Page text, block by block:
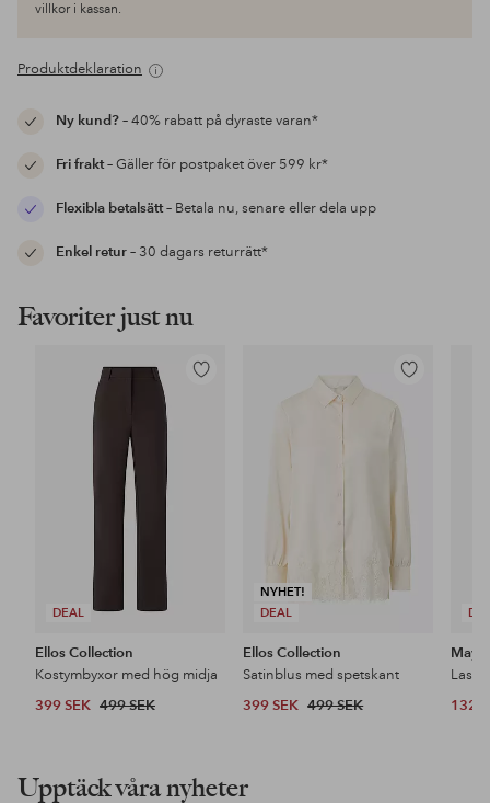
villkor i kassan.
Produktdeklaration
Ny kund?– 40% rabatt på dyraste varan*
Fri frakt– Gäller för postpaket över 599 kr*
Flexibla betalsätt– Betala nu, senare eller dela upp
Enkel retur– 30 dagars returrätt*
Favoriter just nu
DEAL
Lägg
Ellos Collection
Kostymbyxor med hög midja
399 SEK 499 SEK
NYHET!
DEAL
Lägg
i
Ellos Collection
Satinblus med spetskant
399 SEK 499 SEK 132
Upptäck våra nyheter